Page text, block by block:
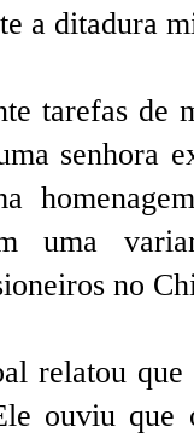
a ditadura
de
senhora
uma
no
que
ouviu